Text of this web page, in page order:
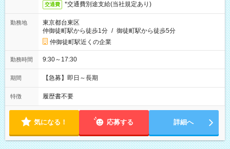
交通費 *交通費別途支給(当社規定あり)
勤務地
東京都台東区
仲御徒町駅から徒歩1分 / 御徒町駅から徒歩5分
仲御徒町駅近くの企業
勤務時間 9:30～17:30
期間 【急募】即日～長期
特徴 履歴書不要
気になる！ 応募する 詳細へ